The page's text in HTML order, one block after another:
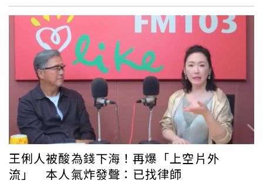
錄音，我覺得很奇怪，因為那位據稱是我秘書的人，說話的
語氣比平常與我交談時更為俐落，而且音調高了許多。」針
對高市聲稱錄音中的聲音「聽起來不自然」，立憲民主黨於
5日要求將該名秘書與影片製作人傳喚至國會作證。事後
「中道改革聯合」黨魁小川淳也在記者會上質疑，高市的解
釋「缺乏說服力」，且「整件事已經演變成首相領導能力的
問題了。」預計「中道改革聯合」及其他在野黨將持續在本
屆國會會期於7月17日結束前追究首相責任，包括本月稍晚
預定召開的參眾兩院預算委員會會議，以及7月舉行的朝野
黨魁辯論。另1名自民黨人士對此也表達擔憂：「這位平時
回答問題相當明確的首相，近來卻一再做出與以往不同的回
應。這可能會影響她的支持率。」
今年眾議院選舉期間，透過人工智慧軟體製作抹黑其他候選
人的短影音，並在社群媒體上散布，攻擊對象包括黨內同
志、現任防衛大臣小泉進次郎和總務大臣林芳正，以及在野
黨聯盟「中道改革聯合」的候選人。松井健本人也坦承，這
些短影音的生產「幾乎已實現自動化」，「每天由AI製作
100到200個影片進行傳播。」《週刊文春》隨後更強調，
已掌握木下剛志和松井健就「抹黑門」聯繫的67份相關證
據，包括簡訊、網路聊天記錄等。
王俐人被酸為錢下海！再爆「上空片外
流」 本人氣炸發聲：已找律師